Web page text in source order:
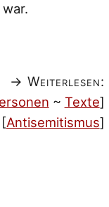
→ Weiterlesen:
~ Texte]
[Antisemitismus]